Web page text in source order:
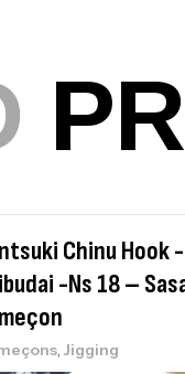
Chinu Hook -
-ns 18 –
, Jigging